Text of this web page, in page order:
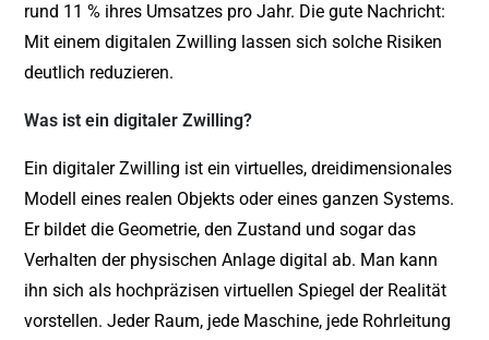
rund 11 % ihres Umsatzes pro Jahr. Die gute Nachricht:
Mit einem digitalen Zwilling lassen sich solche Risiken
deutlich reduzieren.
Was ist ein digitaler Zwilling?
Ein digitaler Zwilling ist ein virtuelles, dreidimensionales
Modell eines realen Objekts oder eines ganzen Systems.
Er bildet die Geometrie, den Zustand und sogar das
Verhalten der physischen Anlage digital ab. Man kann
ihn sich als hochpräzisen virtuellen Spiegel der Realität
vorstellen. Jeder Raum, jede Maschine, jede Rohrleitung